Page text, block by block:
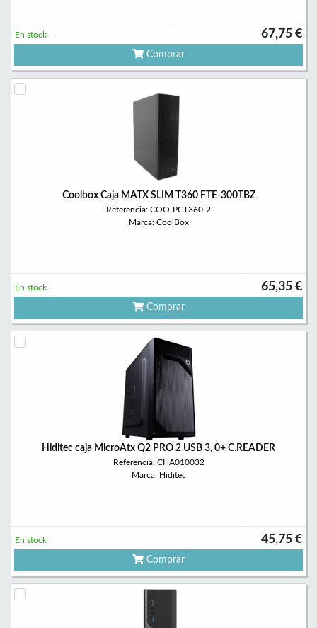
67,75 €
En stock
Comprar
Coolbox Caja MATX SLIM T360 FTE-300TBZ
Referencia: COO-PCT360-2
Marca: CoolBox
65,35 €
En stock
Comprar
Hiditec caja MicroAtx Q2 PRO 2 USB 3, 0+ C.READER
Referencia: CHA010032
Marca: Hiditec
45,75 €
En stock
Comprar